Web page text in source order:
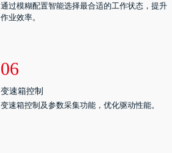
通过模糊配置智能选择最合适的工作状态，提升
作业效率。
06
变速箱控制
变速箱控制及参数采集功能，优化驱动性能。